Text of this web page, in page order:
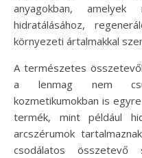
anyagokban,
hidratálásához,
környezeti ártalmakkal
A természetes
a lenmag nem
kozmetikumokban is
termék, mint például
arcszérumok
csodálatos